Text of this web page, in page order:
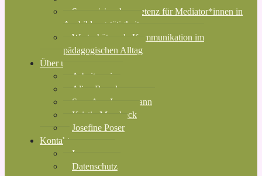
Supervisionskompetenz für Mediator*innen in
Ausbildungstätigkeit
Wertschätzende Kommunikation im
pädagogischen Alltag
Über uns
Arbeitsweise
Alina Brand
Sara-Ann Lampmann
Kristin Mascheck
Josefine Poser
Kontakt
Impressum
Datenschutz